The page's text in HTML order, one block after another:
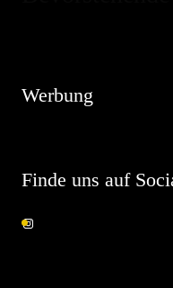
Werbung
Finde uns auf